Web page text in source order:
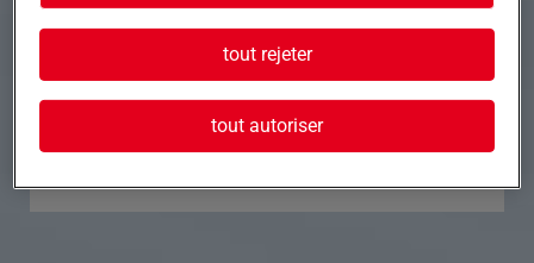
Postuler à cette offre
tout rejeter
tout autoriser